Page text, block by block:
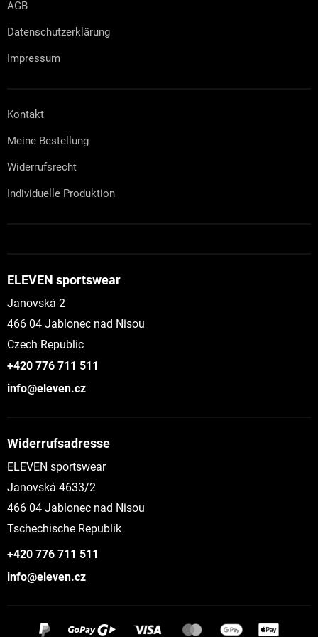
AGB
Datenschutzerklärung
Impressum
Kontakt
Meine Bestellung
Widerrufsrecht
Individuelle Produktion
ELEVEN sportswear
Janovská 2
466 04 Jablonec nad Nisou
Czech Republic
+420 776 711 511
info@eleven.cz
Widerrufsadresse
ELEVEN sportswear
Janovská 4633/2
466 04 Jablonec nad Nisou
Tschechische Republik
+420 776 711 511
info@eleven.cz